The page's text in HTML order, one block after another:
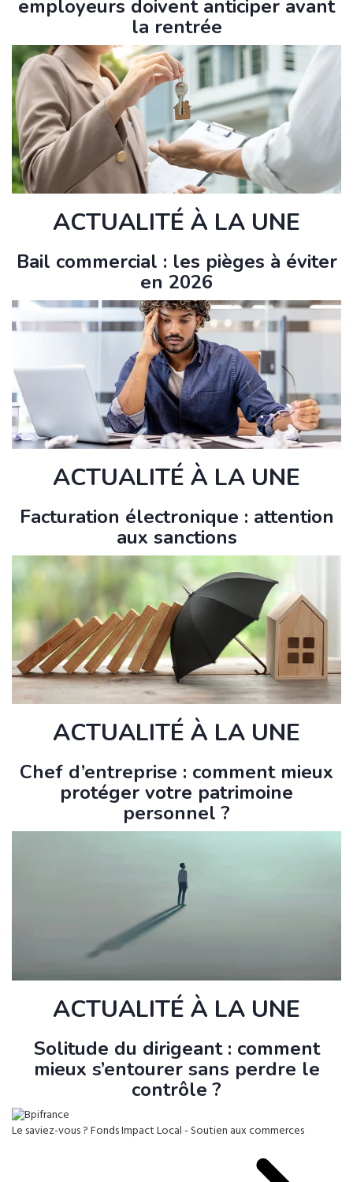
employeurs doivent anticiper avant
la rentrée
ACTUALITÉ À LA UNE
Bail commercial : les pièges à éviter
en 2026
ACTUALITÉ À LA UNE
Facturation électronique : attention
aux sanctions
ACTUALITÉ À LA UNE
Chef d’entreprise : comment mieux
protéger votre patrimoine
personnel ?
ACTUALITÉ À LA UNE
Solitude du dirigeant : comment
mieux s’entourer sans perdre le
contrôle ?
Le saviez-vous ?Fonds Impact Local - Soutien aux commerces